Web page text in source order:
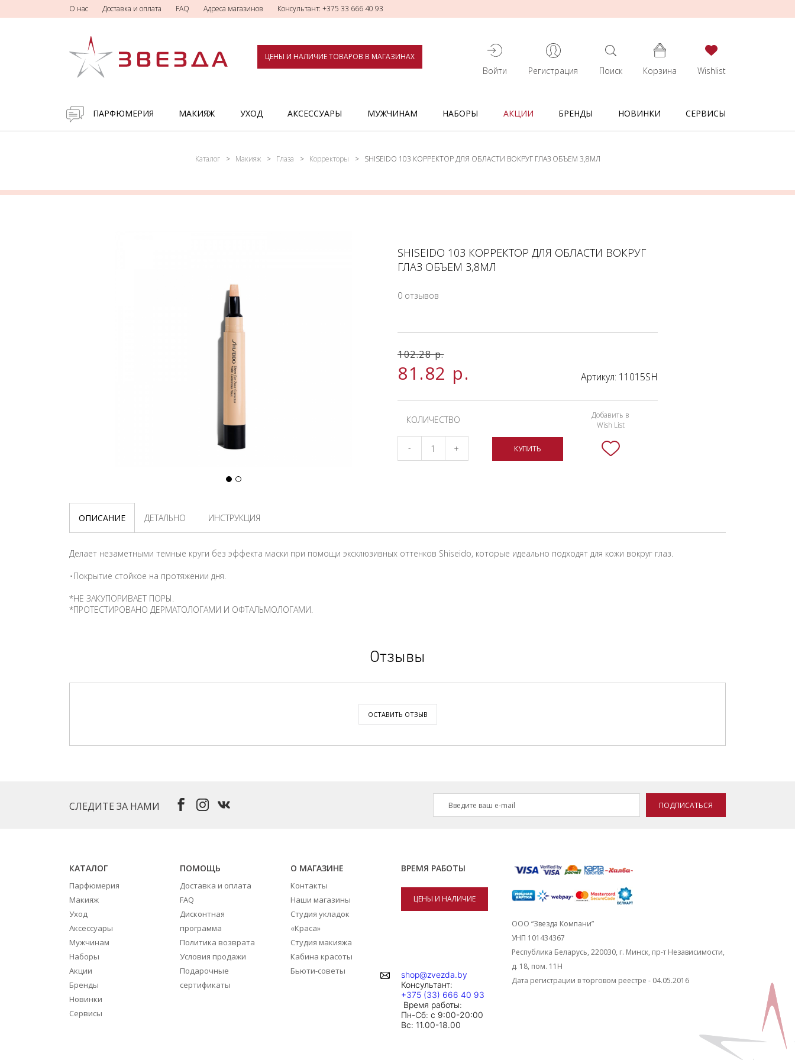
О нас Доставка и оплата FAQ Адреса магазинов Консультант: +375 33 666 40 93
ЦЕНЫ И НАЛИЧИЕ ТОВАРОВ В МАГАЗИНАХ
Войти Регистрация Поиск Корзина Wishlist
ПАРФЮМЕРИЯ МАКИЯЖ УХОД АКСЕССУАРЫ МУЖЧИНАМ НАБОРЫ АКЦИИ БРЕНДЫ НОВИНКИ СЕРВИСЫ
Каталог Макияж Глаза Корректоры SHISEIDO 103 КОРРЕКТОР ДЛЯ ОБЛАСТИ ВОКРУГ ГЛАЗ ОБЪЕМ 3,8МЛ
SHISEIDO 103 КОРРЕКТОР ДЛЯ ОБЛАСТИ ВОКРУГ
ГЛАЗ ОБЪЕМ 3,8МЛ
0 отзывов
102.28р.
81.82 р. Артикул: 11015SH
КОЛИЧЕСТВО
- + КУПИТЬ
Добавить в
Wish List
ОПИСАНИЕ ДЕТАЛЬНО ИНСТРУКЦИЯ
Делает незаметными темные круги без эффекта маски при помощи эксклюзивных оттенков Shiseido, которые идеально подходят для кожи вокруг глаз.
･Покрытие стойкое на протяжении дня.
*НЕ ЗАКУПОРИВАЕТ ПОРЫ.
*ПРОТЕСТИРОВАНО ДЕРМАТОЛОГАМИ И ОФТАЛЬМОЛОГАМИ.
Отзывы
ОСТАВИТЬ ОТЗЫВ
СЛЕДИТЕ ЗА НАМИ ПОДПИСАТЬСЯ
КАТАЛОГ
Парфюмерия
Макияж
Уход
Аксессуары
Мужчинам
Наборы
Акции
Бренды
Новинки
Сервисы
ПОМОЩЬ
Доставка и оплата
FAQ
Дисконтная
программа
Политика возврата
Условия продажи
Подарочные
сертификаты
О МАГАЗИНЕ
Контакты
Наши магазины
Студия укладок
«Краса»
Студия макияжа
Кабина красоты
Бьюти-советы
ВРЕМЯ РАБОТЫ
ЦЕНЫ И НАЛИЧИЕ
shop@zvezda.by
Консультант:
+375 (33) 666 40 93
Время работы:
Пн-Сб: с 9:00-20:00
Вc: 11.00-18.00
ООО “Звезда Компани”
УНП 101434367
Республика Беларусь, 220030, г. Минск, пр-т Независимости,
д. 18, пом. 11Н
Дата регистрации в торговом реестре - 04.05.2016